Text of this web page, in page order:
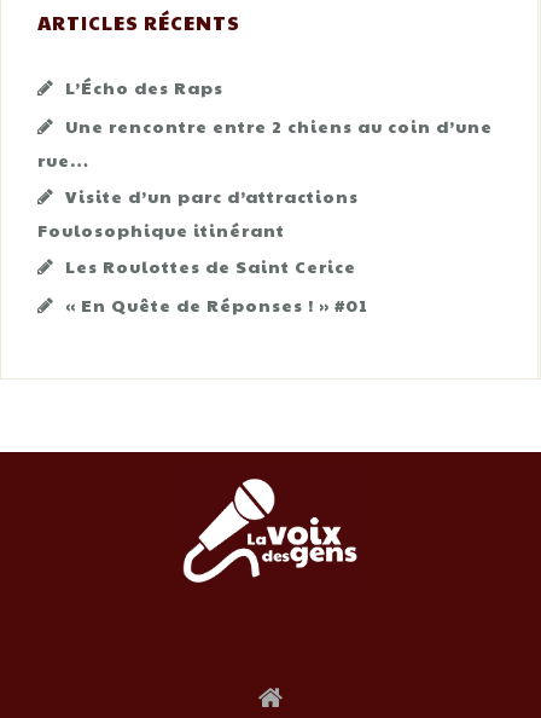
ARTICLES RÉCENTS
L’Écho des Raps
Une rencontre entre 2 chiens au coin d’une
rue…
Visite d’un parc d’attractions
Foulosophique itinérant
Les Roulottes de Saint Cerice
« En Quête de Réponses ! » #01